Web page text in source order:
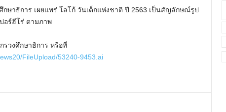
กษาธิการ เผยแพร่ โลโก้ วันเด็กแห่งชาติ ปี 2563 เป็นสัญลักษณ์รูป
อร์ฮีโร่ ตามภาพ
รวงศึกษาธิการ หรือที่
FileUpload/53240-9453.ai